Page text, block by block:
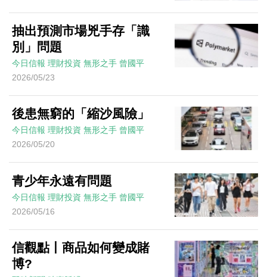
抽出預測市場兇手存「識
別」問題
今日信報 理財投資 無形之手 曾國平
2026/05/23
後患無窮的「縮沙風險」
今日信報 理財投資 無形之手 曾國平
2026/05/20
青少年永遠有問題
今日信報 理財投資 無形之手 曾國平
2026/05/16
信觀點丨商品如何變成賭
博?